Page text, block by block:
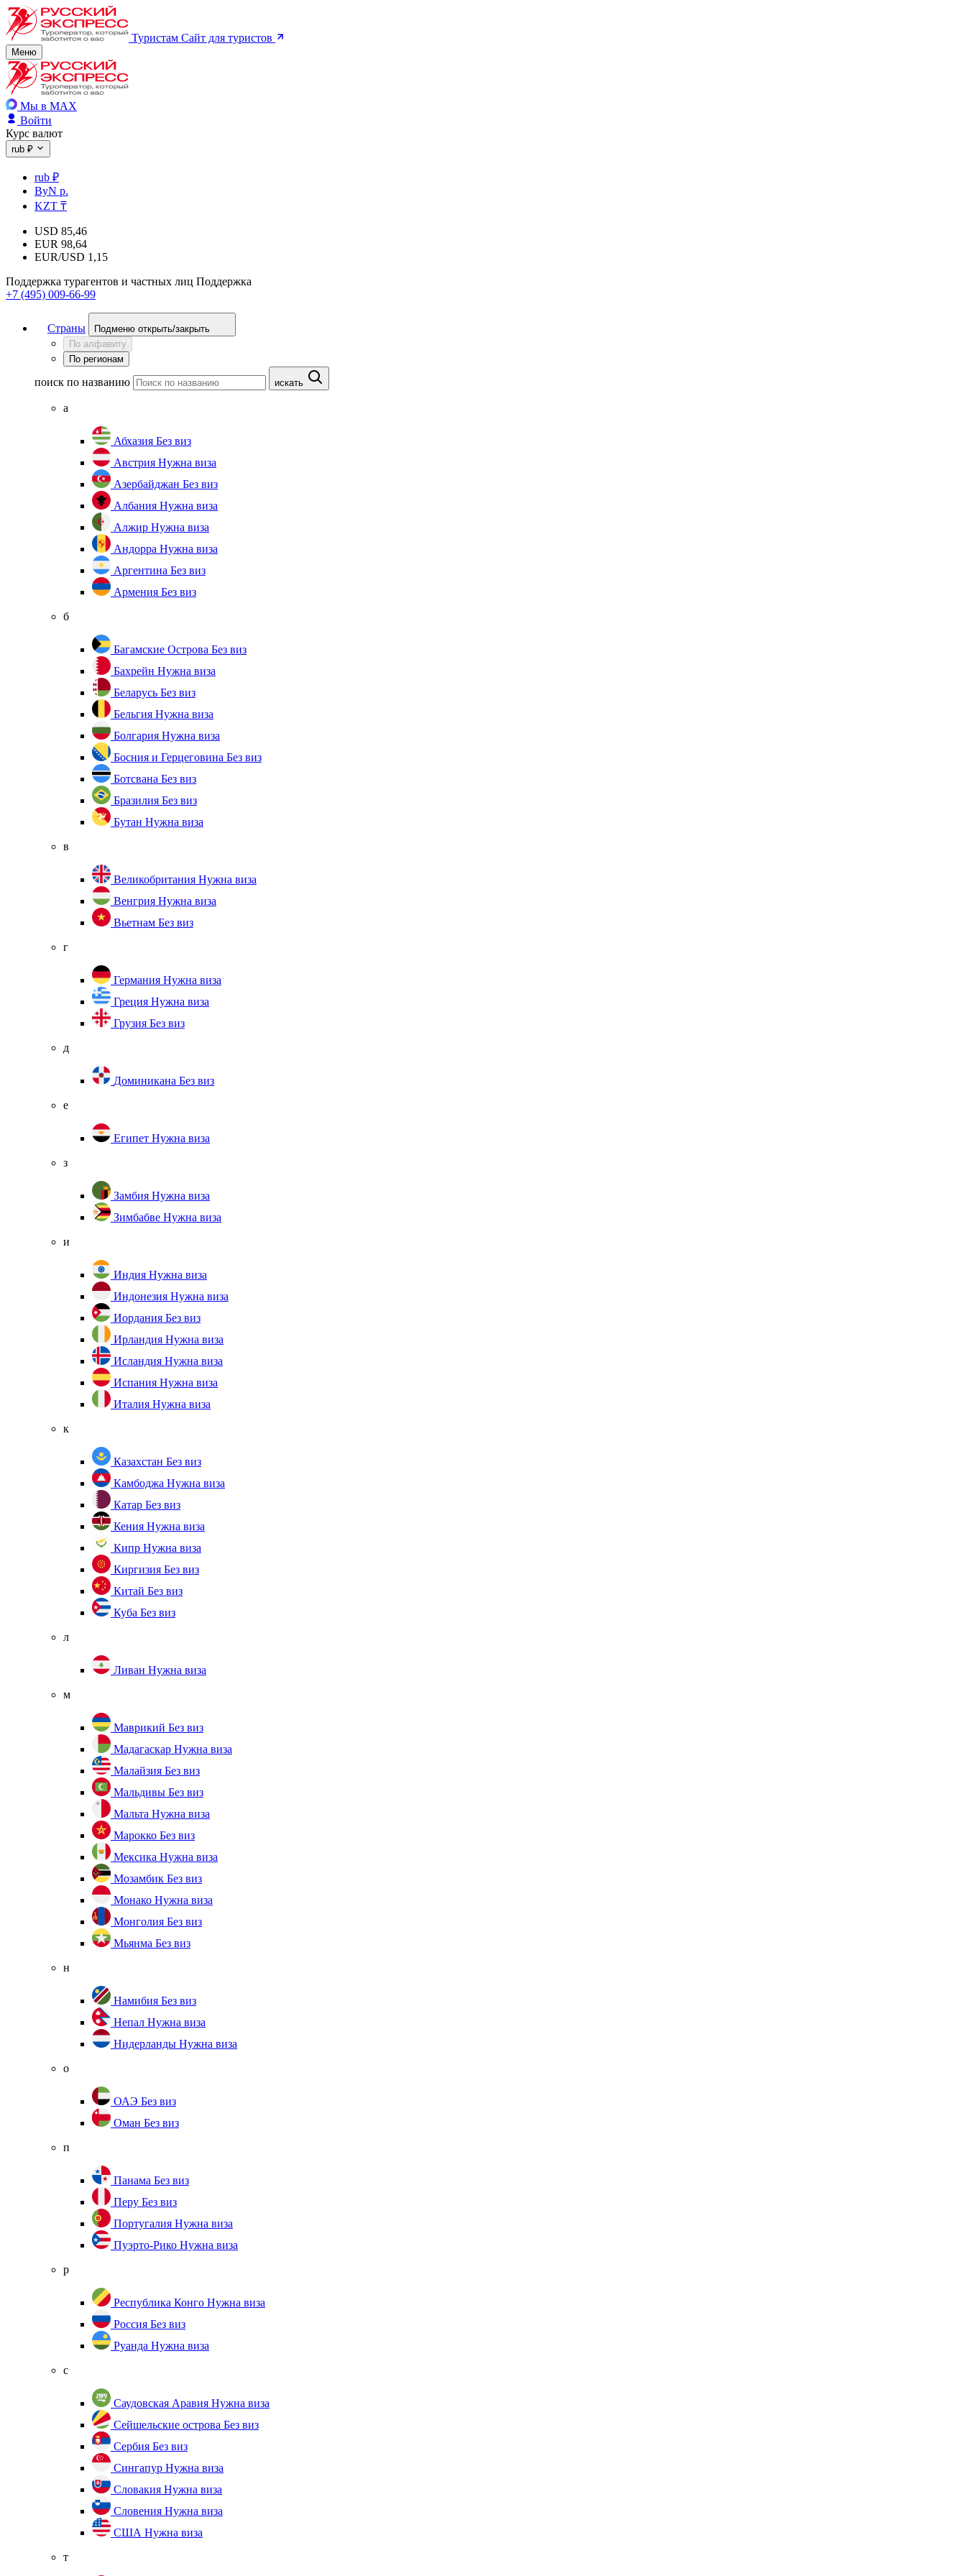
Туристам Сайт для туристов
Меню
Мы в MAX
Войти
Курс валют
rub ₽
rub ₽
ByN р.
KZT ₸
USD 85,46
EUR 98,64
EUR/USD 1,15
Поддержка турагентов и частных лиц Поддержка
+7 (495) 009-66-99
Страны
Подменю открыть/закрыть
По алфавиту
По регионам
поиск по названию искать
а
Абхазия Без виз
Австрия Нужна виза
Азербайджан Без виз
Албания Нужна виза
Алжир Нужна виза
Андорра Нужна виза
Аргентина Без виз
Армения Без виз
б
Багамские Острова Без виз
Бахрейн Нужна виза
Беларусь Без виз
Бельгия Нужна виза
Болгария Нужна виза
Босния и Герцеговина Без виз
Ботсвана Без виз
Бразилия Без виз
Бутан Нужна виза
в
Великобритания Нужна виза
Венгрия Нужна виза
Вьетнам Без виз
г
Германия Нужна виза
Греция Нужна виза
Грузия Без виз
д
Доминикана Без виз
е
Египет Нужна виза
з
Замбия Нужна виза
Зимбабве Нужна виза
и
Индия Нужна виза
Индонезия Нужна виза
Иордания Без виз
Ирландия Нужна виза
Исландия Нужна виза
Испания Нужна виза
Италия Нужна виза
к
Казахстан Без виз
Камбоджа Нужна виза
Катар Без виз
Кения Нужна виза
Кипр Нужна виза
Киргизия Без виз
Китай Без виз
Куба Без виз
л
Ливан Нужна виза
м
Маврикий Без виз
Мадагаскар Нужна виза
Малайзия Без виз
Мальдивы Без виз
Мальта Нужна виза
Марокко Без виз
Мексика Нужна виза
Мозамбик Без виз
Монако Нужна виза
Монголия Без виз
Мьянма Без виз
н
Намибия Без виз
Непал Нужна виза
Нидерланды Нужна виза
о
ОАЭ Без виз
Оман Без виз
п
Панама Без виз
Перу Без виз
Португалия Нужна виза
Пуэрто-Рико Нужна виза
р
Республика Конго Нужна виза
Россия Без виз
Руанда Нужна виза
с
Саудовская Аравия Нужна виза
Сейшельские острова Без виз
Сербия Без виз
Сингапур Нужна виза
Словакия Нужна виза
Словения Нужна виза
США Нужна виза
т